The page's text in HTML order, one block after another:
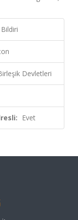
Devletleri
Evet